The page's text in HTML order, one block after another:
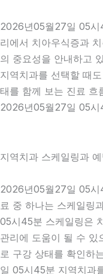
2026년05월27일 05시
리에서 치아우식증과
의 중요성을 안내하고
지역치과를 선택할 때
태를 함께 보는 진료 흐
2026년05월27일 05시
지역치과 스케일링과
2026년05월27일 05시
료 중 하나는 스케일링
05시45분 스케일링은
관리에 도움이 될 수 있
로 구강 상태를 확인하
일 05시45분 지역치과